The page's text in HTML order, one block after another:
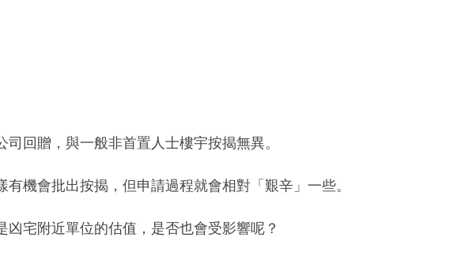
回贈，與一般非首置人士樓宇按揭無異。
機會批出按揭，但申請過程就會相對「艱辛」一些。
凶宅附近單位的估值，是否也會受影響呢？